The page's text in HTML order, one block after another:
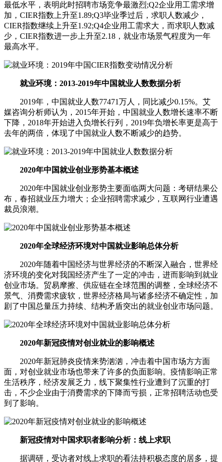
最低水平，表明此时招聘市场竞争最激烈;Q2企业用工需求增
加，CIER指数上升至1.89;Q3毕业季过后，求职人数减少，
CIER指数继续上升至1.92;Q4企业用工需求大，而求职人数减
少，CIER指数进一步上升至2.18，就业市场景气程度为一年
最高水平。
就业环境：2013-2019年中国就业人数数据分析
2019年，中国就业人数77471万人，同比减少0.15%。艾
媒咨询分析师认为，2015年开始，中国就业人数增长速率不断
下降，2018年开始进入负增长行列，2019年负增长率更是高于
去年的两倍，体现了中国就业人数不断减少的趋势。
2020年中国就业创业形势基本概述
2020年中国就业创业形势主要面临两大问题：考研结果公
布，春招就业压力增大；企业招聘需求减少，互联网行业遭遇
裁员浪潮。
2020年全球经济环境对中国就业影响总体分析
2020年随着中国经济与世界经济的不断深入融合，世界经
济环境的变化对我国经济产生了一定的冲击，进而影响到就业
创业市场。贸易摩擦、供应链在全球范围的调整，全球经济不
景气、消费需求疲软，世界经济格局与诸多经济不确定性，加
剧了中国总量压力持续、结构矛盾突出的就业创业市场问题。
2020年新冠疫情对创业就业的影响概述
2020年新冠肺炎疫情来势汹汹，冲击着中国市场方方面
面，对创业就业市场也带来了许多的负面影响。疫情影响正常
生活秩序，经济发展乏力，线下聚集性行业遭到了沉重的打
击，不少企业由于消费需求的下降而亏损，正常招聘活动也受
到了影响。
新冠疫情对中国求职者影响分析：线上求职
据调研，受访者对线上求职的看法持积极态度的居多，提